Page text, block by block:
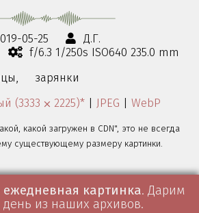
05-25
Д.Г.
f/6.3 1/250s ISO640 235.0 mm
зарянки
(3333 ⨉ 2225)* | JPEG | WebP
какой загружен в CDN", это не всегда
существующему размеру картинки.
картинка. Дарим
день из наших архивов.